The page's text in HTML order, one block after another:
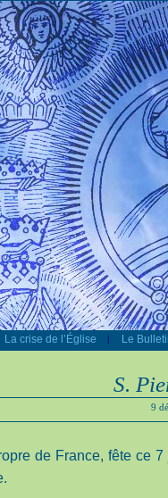
La crise de l’Église | Le
S.
9
de France, fête ce